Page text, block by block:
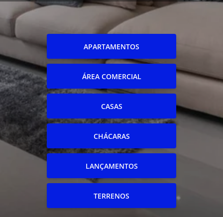
APARTAMENTOS
ÁREA COMERCIAL
CASAS
CHÁCARAS
LANÇAMENTOS
TERRENOS